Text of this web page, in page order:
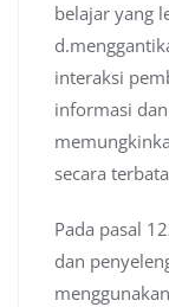
belajar yang
interaksi
informasi
secara
Pada pasal
dan